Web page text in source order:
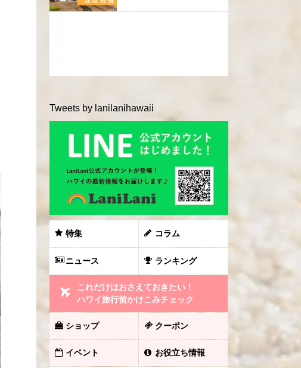
Tweets by lanilanihawaii
特集 コラム
ニュース ランキング
これだけはおさえておきたい！
ハワイ旅行前かけこみチェック
ショップ クーポン
イベント お役立ち情報